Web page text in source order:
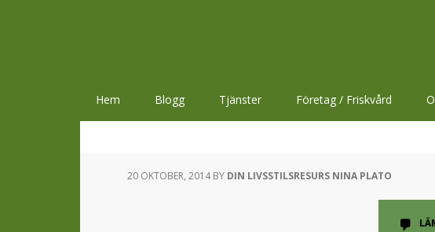
Hem Blogg Tjänster Företag / Friskvård
20 OKTOBER, 2014BY DIN LIVSSTILSRESURS NINA PLATO